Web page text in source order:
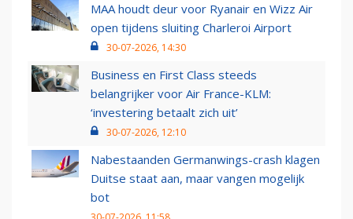
MAA houdt deur voor Ryanair en Wizz Air
open tijdens sluiting Charleroi Airport
30-07-2026, 14:30
Business en First Class steeds
belangrijker voor Air France-KLM:
‘investering betaalt zich uit’
30-07-2026, 12:10
Nabestaanden Germanwings-crash klagen
Duitse staat aan, maar vangen mogelijk
bot